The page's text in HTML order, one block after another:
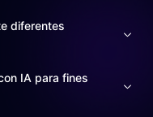
diferentes
IA para fines